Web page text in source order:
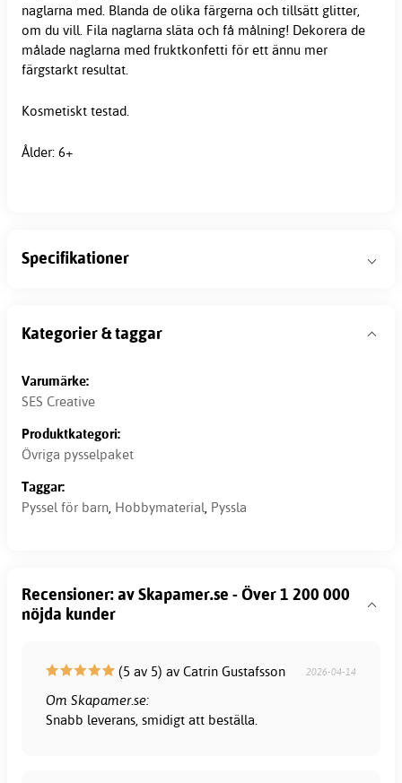
naglarna med. Blanda de olika färgerna och tillsätt glitter,
om du vill. Fila naglarna släta och få målning! Dekorera de
målade naglarna med fruktkonfetti för ett ännu mer
färgstarkt resultat.
Kosmetiskt testad.
Ålder: 6+
Specifikationer
Kategorier & taggar
Varumärke:
SES Creative
Produktkategori:
Övriga pysselpaket
Taggar:
Pyssel för barn, Hobbymaterial, Pyssla
Recensioner: av Skapamer.se - Över 1 200 000
nöjda kunder
(5 av 5) av Catrin Gustafsson 2026-04-14
Om Skapamer.se:
Snabb leverans, smidigt att beställa.